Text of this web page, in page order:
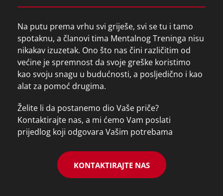
Na putu prema vrhu svi griješe, svi se tu i tamo
spotaknu, a članovi tima Mentalnog Treninga nisu
nikakav izuzetak. Ono što nas čini različitim od
većine je spremnost da svoje greške koristimo
kao svoju snagu u budućnosti, a posljedično i kao
alat za pomoć drugima.
Želite li da postanemo dio Vaše priče?
Kontaktirajte nas, a mi ćemo Vam poslati
prijedlog koji odgovara Vašim potrebama
KONTAKTIRAJTE NAS